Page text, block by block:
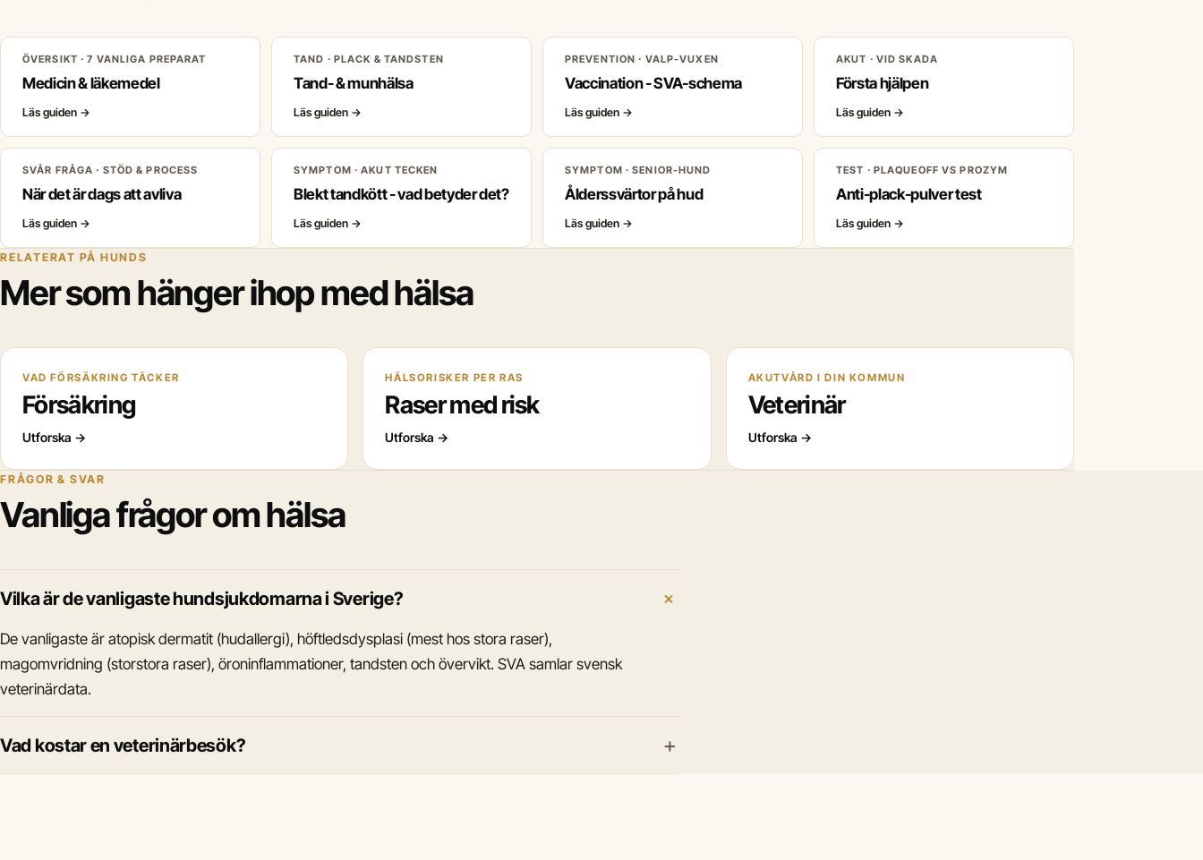
ÖVERSIKT · 7 VANLIGA PREPARAT
Medicin & läkemedel
Läs guiden →
TAND · PLACK & TANDSTEN
Tand- & munhälsa
Läs guiden →
PREVENTION · VALP-VUXEN
Vaccination - SVA-schema
Läs guiden →
AKUT · VID SKADA
Första hjälpen
Läs guiden →
SVÅR FRÅGA · STÖD & PROCESS
När det är dags att avliva
Läs guiden →
SYMPTOM · AKUT TECKEN
Blekt tandkött - vad betyder det?
Läs guiden →
SYMPTOM · SENIOR-HUND
Ålderssvärtor på hud
Läs guiden →
TEST · PLAQUEOFF VS PROZYM
Anti-plack-pulver test
Läs guiden →
RELATERAT PÅ HUNDS
Mer som hänger ihop med hälsa
VAD FÖRSÄKRING TÄCKER
Försäkring
Utforska →
HÄLSORISKER PER RAS
Raser med risk
Utforska →
AKUTVÅRD I DIN KOMMUN
Veterinär
Utforska →
FRÅGOR & SVAR
Vanliga frågor om hälsa
Vilka är de vanligaste hundsjukdomarna i Sverige? +
De vanligaste är atopisk dermatit (hudallergi), höftledsdysplasi (mest hos stora raser),
magomvridning (storstora raser), öroninflammationer, tandsten och övervikt. SVA samlar svensk
veterinärdata.
Vad kostar en veterinärbesök? +